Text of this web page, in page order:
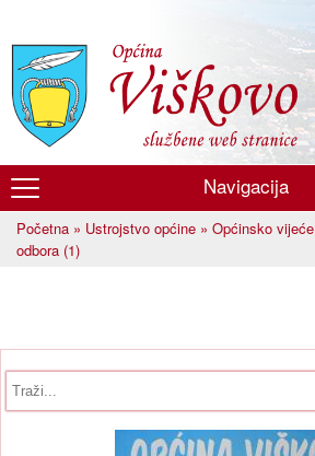
glavni
sadržaj
Općina
Viškovo
Navigacija
Vi ste ovdje
Početna » Ustrojstvo općine » Općinsko vijeće
odbora (1)